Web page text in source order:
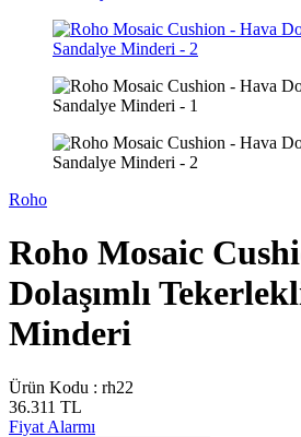
Roho
Roho Mosaic
Dolaşımlı
Minderi
Ürün Kodu : rh22
36.311 TL
Fiyat Alarmı